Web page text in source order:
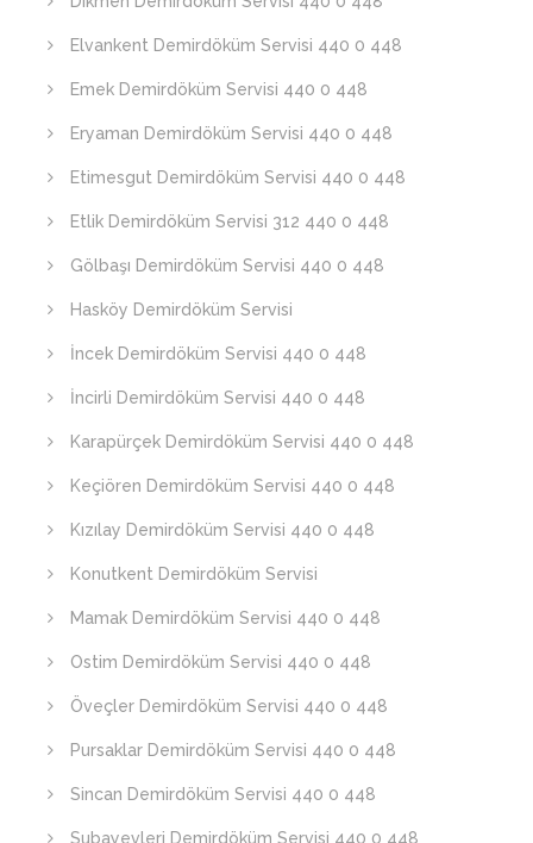
Elvankent Demirdöküm Servisi 440 0 448
Emek Demirdöküm Servisi 440 0 448
Eryaman Demirdöküm Servisi 440 0 448
Etimesgut Demirdöküm Servisi 440 0 448
Etlik Demirdöküm Servisi 312 440 0 448
Gölbaşı Demirdöküm Servisi 440 0 448
Hasköy Demirdöküm Servisi
İncek Demirdöküm Servisi 440 0 448
İncirli Demirdöküm Servisi 440 0 448
Karapürçek Demirdöküm Servisi 440 0 448
Keçiören Demirdöküm Servisi 440 0 448
Kızılay Demirdöküm Servisi 440 0 448
Konutkent Demirdöküm Servisi
Mamak Demirdöküm Servisi 440 0 448
Ostim Demirdöküm Servisi 440 0 448
Öveçler Demirdöküm Servisi 440 0 448
Pursaklar Demirdöküm Servisi 440 0 448
Sincan Demirdöküm Servisi 440 0 448
Subayevleri Demirdöküm Servisi 440 0 448